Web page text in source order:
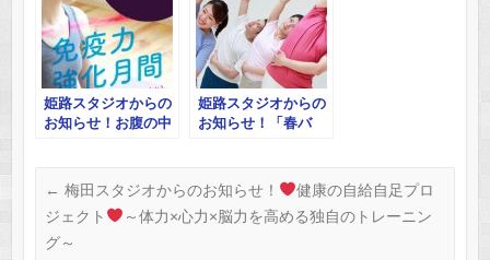
姫路スタジオからの
お知らせ！お腹の中
姫路スタジオからの
お知らせ！「春バ
← 梅田スタジオからのお知らせ！
健康の自給自足プロ
ジェクト
～体力×心力×脳力を高める独自のトレーニン
グ～